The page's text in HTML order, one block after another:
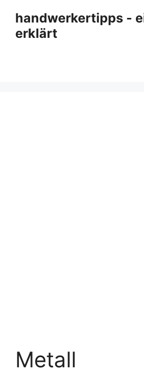
Inhalt
springen
handwerkertipps -
erklärt
Metall